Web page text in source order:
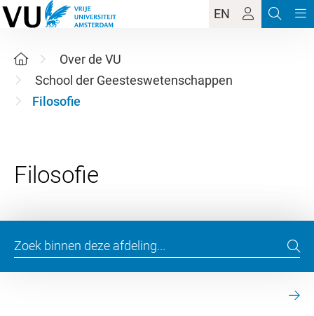
EN
Over de VU
School der Geesteswetenschappen
Filosofie